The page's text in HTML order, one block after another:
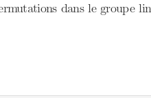
dans le groupe